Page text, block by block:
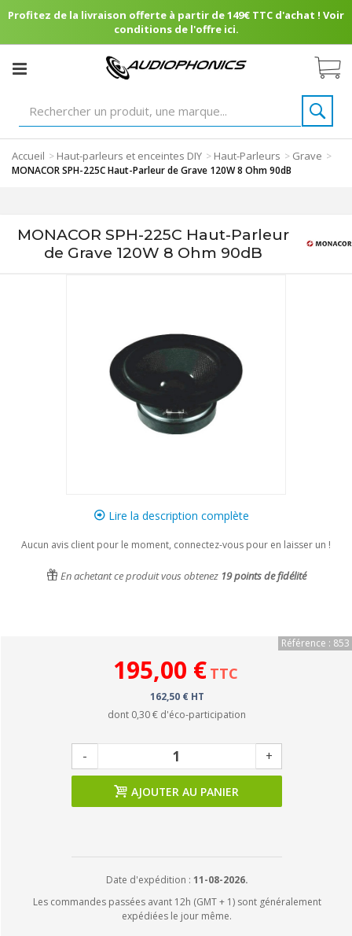
Profitez de la livraison offerte à partir de 149€ TTC d'achat ! Voir
conditions de l'offre ici.
Accueil > Haut-parleurs et enceintes DIY > Haut-Parleurs > Grave >
MONACOR SPH-225C Haut-Parleur de Grave 120W 8 Ohm 90dB
MONACOR SPH-225C Haut-Parleur
de Grave 120W 8 Ohm 90dB
Lire la description complète
Aucun avis client pour le moment, connectez-vous pour en laisser un !
En achetant ce produit vous obtenez 19points de fidélité
Référence : 853
195,00 € TTC
162,50 € HT
dont 0,30 € d'éco-participation
- +
AJOUTER AU PANIER
Date d'expédition : 11-08-2026.
Les commandes passées avant 12h (GMT + 1) sont généralement
expédiées le jour même.